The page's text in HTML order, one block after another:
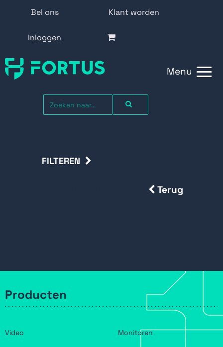
Bel ons Klant worden
Inloggen
Menu
FILTEREN
Terug
Producten
Video Monitoren